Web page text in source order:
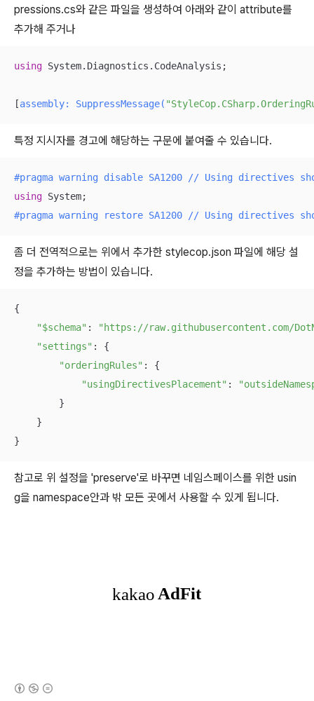
pressions.cs와 같은 파일을 생성하여 아래와 같이 attribute를
추가해 주거나
using System.Diagnostics.CodeAnalysis;
[assembly: SuppressMessage(
특정 지시자를 경고에 해당하는 구문에 붙여줄 수 있습니다.
#pragma warning disable SA1200 // Using directives
using
#pragma warning restore SA1200 // Using directives
좀 더 전역적으로는 위에서 추가한 stylecop.json 파일에 해당 설
정을 추가하는 방법이 있습니다.
{
"$schema" :
"https://raw.githubusercontent.com/
"settings" : {
"orderingRules" : {
"usingDirectivesPlacement" :
        }
    }
}
참고로 위 설정을 'preserve'로 바꾸면 네임스페이스를 위한 usin
g을 namespace안과 밖 모든 곳에서 사용할 수 있게 됩니다.